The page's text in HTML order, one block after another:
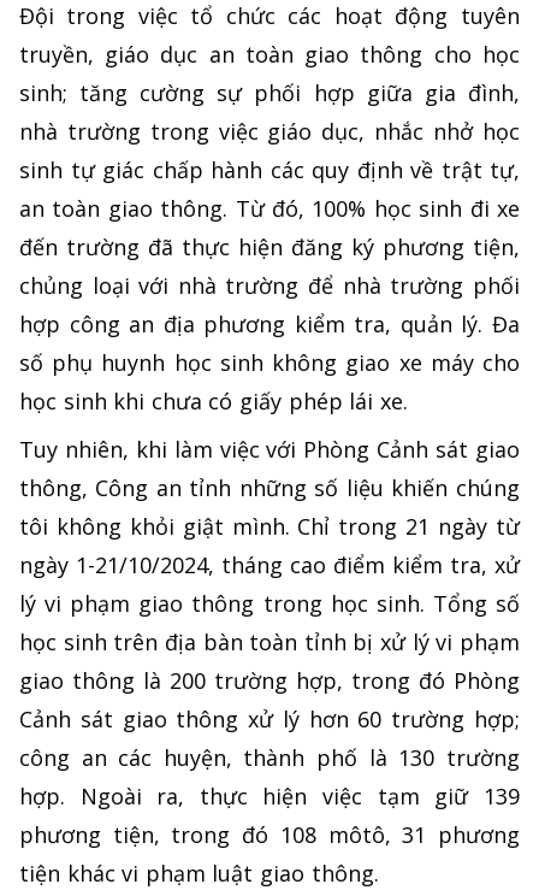
Đội trong việc tổ chức các hoạt động tuyên
truyền, giáo dục an toàn giao thông cho học
sinh; tăng cường sự phối hợp giữa gia đình,
nhà trường trong việc giáo dục, nhắc nhở học
sinh tự giác chấp hành các quy định về trật tự,
an toàn giao thông. Từ đó, 100% học sinh đi xe
đến trường đã thực hiện đăng ký phương tiện,
chủng loại với nhà trường để nhà trường phối
hợp công an địa phương kiểm tra, quản lý. Đa
số phụ huynh học sinh không giao xe máy cho
học sinh khi chưa có giấy phép lái xe.
Tuy nhiên, khi làm việc với Phòng Cảnh sát giao
thông, Công an tỉnh những số liệu khiến chúng
tôi không khỏi giật mình. Chỉ trong 21 ngày từ
ngày 1-21/10/2024, tháng cao điểm kiểm tra, xử
lý vi phạm giao thông trong học sinh. Tổng số
học sinh trên địa bàn toàn tỉnh bị xử lý vi phạm
giao thông là 200 trường hợp, trong đó Phòng
Cảnh sát giao thông xử lý hơn 60 trường hợp;
công an các huyện, thành phố là 130 trường
hợp. Ngoài ra, thực hiện việc tạm giữ 139
phương tiện, trong đó 108 môtô, 31 phương
tiện khác vi phạm luật giao thông.